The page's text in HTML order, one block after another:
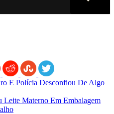
E Polícia Desconfiou De Algo
Leite Materno Em Embalagem